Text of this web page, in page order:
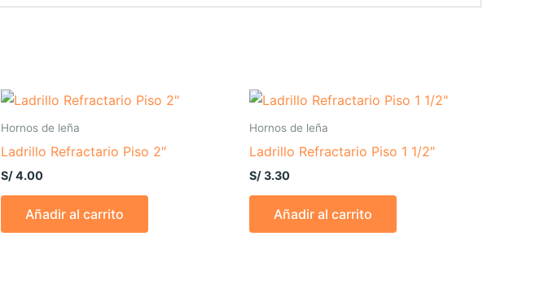
Hornos de leña
Ladrillo Refractario Piso 2″
S/4.00
Añadir al carrito
Hornos de leña
Ladrillo Refractario Piso 1 1/2″
S/3.30
Añadir al carrito